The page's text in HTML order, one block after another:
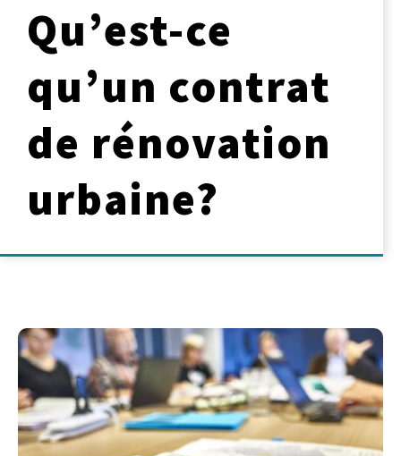
Qu’est-ce
qu’un contrat
de rénovation
urbaine?